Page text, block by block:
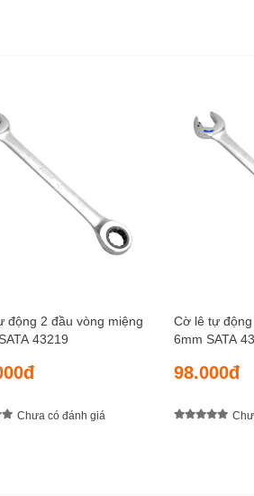
động 2 đầu vòng miệng
43219
Chưa có đánh giá
Cờ lê tự
6mm SATA
98.000đ